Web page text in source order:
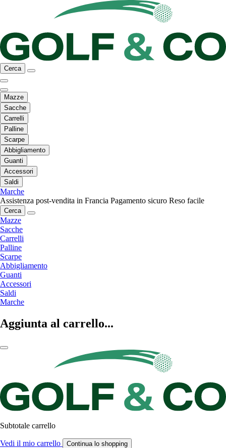
Cerca
Mazze
Sacche
Carrelli
Palline
Scarpe
Abbigliamento
Guanti
Accessori
Saldi
Marche
Assistenza post-vendita in Francia Pagamento sicuro Reso facile
Cerca
Mazze
Sacche
Carrelli
Palline
Scarpe
Abbigliamento
Guanti
Accessori
Saldi
Marche
Aggiunta al carrello...
Subtotale carrello
Vedi il mio carrello Continua lo shopping